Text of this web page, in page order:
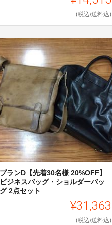
(税込/送料込)
プランD【先着30名様 20%OFF】
ビジネスバッグ・ショルダーバッ
グ 2点セット
¥31,363
(税込/送料込)